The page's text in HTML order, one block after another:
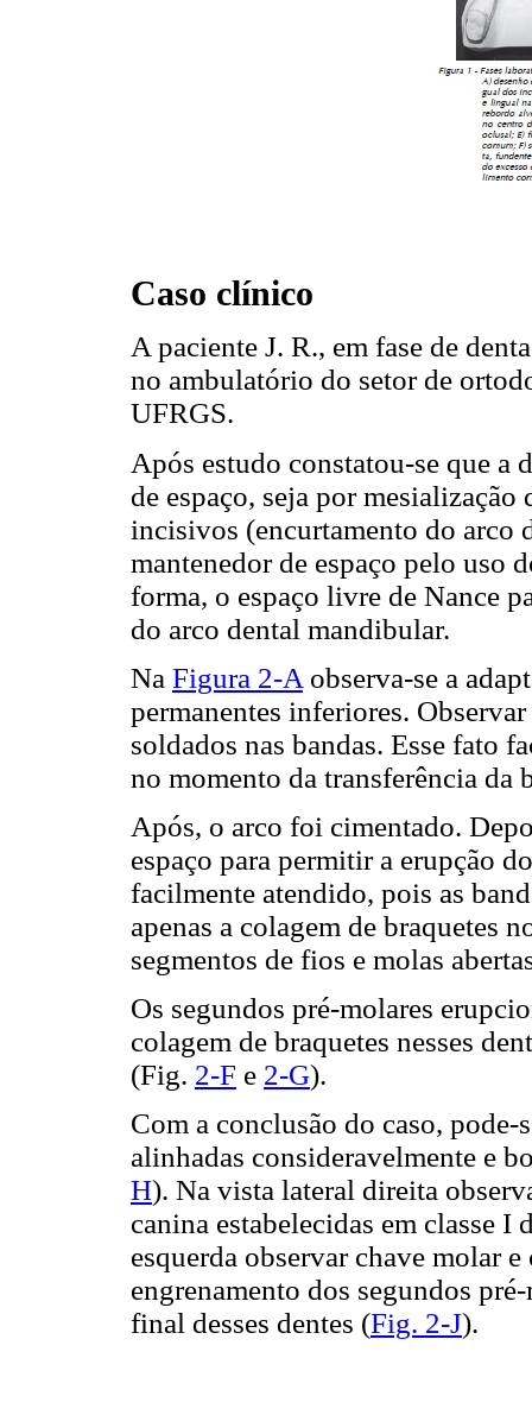
Caso clínico
A paciente J. R., em fase de
no ambulatório do setor de
UFRGS.
Após estudo constatou-se que a
de espaço, seja por
incisivos (encurtamento do arco
mantenedor de espaço pelo uso
forma, o espaço livre de Nance
do arco dental mandibular.
Na Figura 2-A observa-se a
permanentes inferiores.
soldados nas bandas. Esse fato
no momento da transferência da
Após, o arco foi cimentado.
espaço para permitir a erupção
facilmente atendido, pois as
apenas a colagem de braquetes
segmentos de fios e molas
Os segundos pré-molares
colagem de braquetes nesses
(Fig. 2-F e 2-G).
Com a conclusão do caso,
alinhadas consideravelmente e
H). Na vista lateral direita
canina estabelecidas em classe I
esquerda observar chave molar
engrenamento dos segundos
final desses dentes (Fig. 2-J).